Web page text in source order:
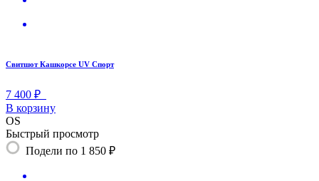
Свитшот Кашкорсе UV Спорт
7 400 ₽
В корзину
OS
Быстрый просмотр
Подели по 1 850 ₽